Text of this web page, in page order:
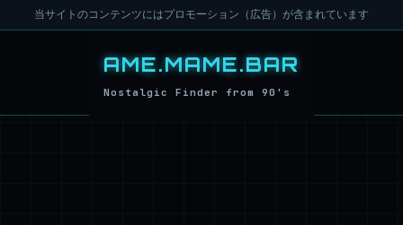
当サイトのコンテンツにはプロモーション（広告）が含まれています